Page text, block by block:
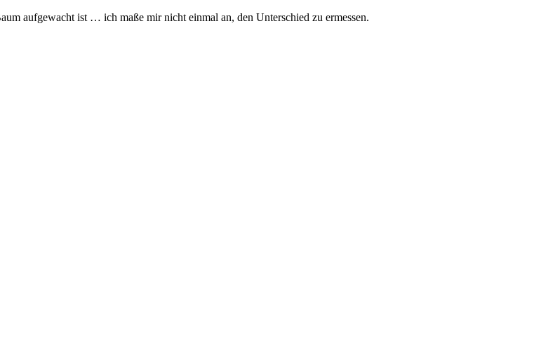
aufgewacht ist … ich maße mir nicht einmal an, den Unterschied zu ermessen.